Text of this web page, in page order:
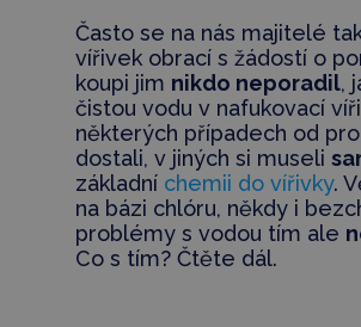
Často se na nás majitelé
vířivek obrací s žádostí o
koupi jim nikdo neporadil,
čistou vodu v nafukovací
některých případech od
dostali, v jiných si museli
základní chemii do vířivky.
na bázi chlóru, někdy i
problémy s vodou tím ale
Co s tím? Čtěte dál.